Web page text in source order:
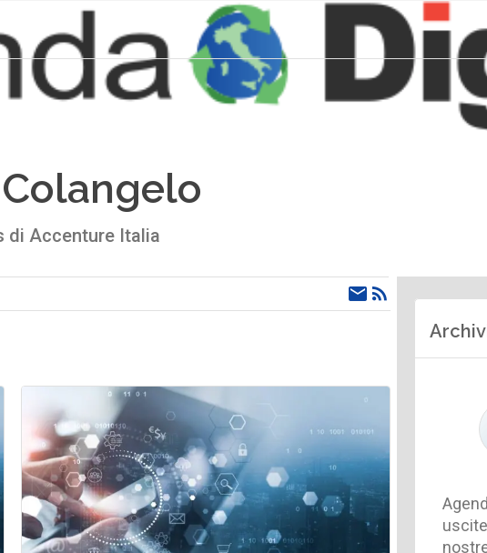
di Accenture Italia